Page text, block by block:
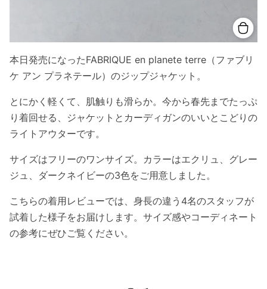
本日発売になったFABRIQUE en planete terre（ファブリ
ケ アン プラネテール）のジップジャケット。
とにかく軽くて、肌触りも滑らか。今から春先までたっぷ
り着回せる、ジャケットとカーディガンのいいとこどりの
ライトアウターです。
サイズはフリーのワンサイズ。カラーはエクリュ、グレー
ジュ、ダークネイビーの3色をご用意しました。
こちらの着用レビューでは、身長の違う 4名のスタッフが
試着した様子をお届けします。サイズ感やコーディネート
の参考にぜひご覧ください。